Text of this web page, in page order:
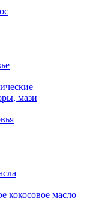
мази
кокосовое масло